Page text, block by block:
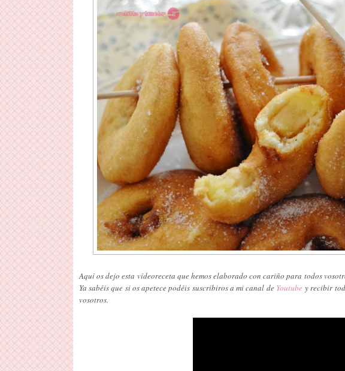
Aquí os dejo esta vídeoreceta que hemos elaborado con cariño para todos
Ya sabéis que si os apetece podéis suscribiros a mi canal de Youtube y recibir
vosotros.